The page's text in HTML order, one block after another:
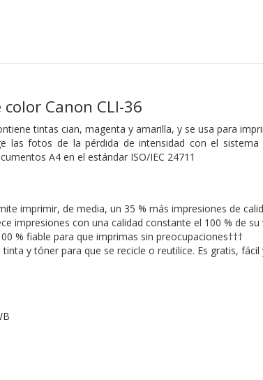
Canon CLI-36
tintas cian, magenta y amarilla, y se usa para
las fotos de la pérdida de intensidad con el
A4 en el estándar ISO/IEC 24711
imprimir, de media, un 35 % más impresiones de
impresiones con una calidad constante el 100 % de su
% fiable para que imprimas sin preocupaciones†††
y tóner para que se recicle o reutilice. Es gratis,